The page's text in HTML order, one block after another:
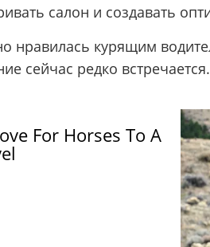
салон и создавать
нравилась курящим
сейчас редко встречается.
For Horses To A